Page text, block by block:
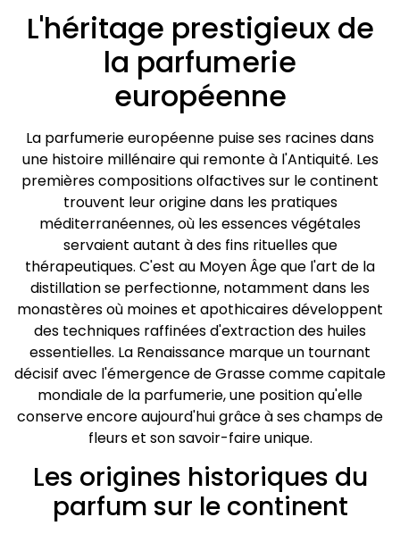
L'héritage prestigieux de
la parfumerie
européenne
La parfumerie européenne puise ses racines dans
une histoire millénaire qui remonte à l'Antiquité. Les
premières compositions olfactives sur le continent
trouvent leur origine dans les pratiques
méditerranéennes, où les essences végétales
servaient autant à des fins rituelles que
thérapeutiques. C'est au Moyen Âge que l'art de la
distillation se perfectionne, notamment dans les
monastères où moines et apothicaires développent
des techniques raffinées d'extraction des huiles
essentielles. La Renaissance marque un tournant
décisif avec l'émergence de Grasse comme capitale
mondiale de la parfumerie, une position qu'elle
conserve encore aujourd'hui grâce à ses champs de
fleurs et son savoir-faire unique.
Les origines historiques du
parfum sur le continent